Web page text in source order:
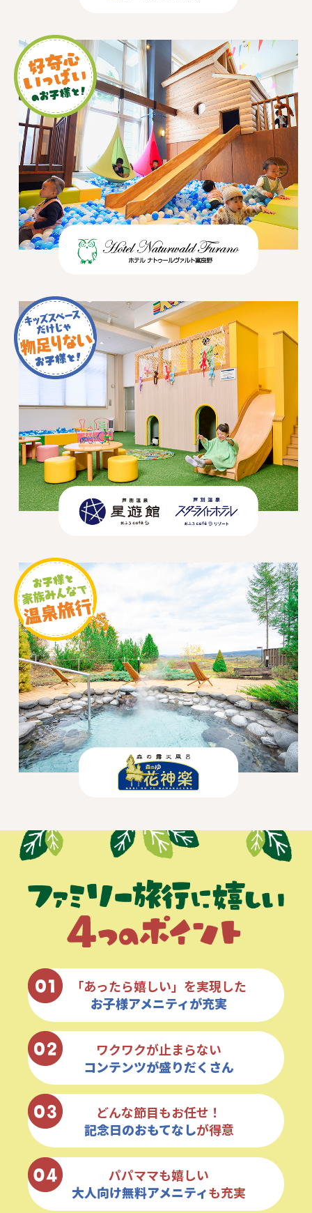
「あったら嬉しい」を実現した
お子様アメニティが充実
ワクワクが止まらない
コンテンツが盛りだくさん
どんな節目もお任せ！
記念日のおもてなしが得意
パパママも嬉しい
大人向け無料アメニティも充実